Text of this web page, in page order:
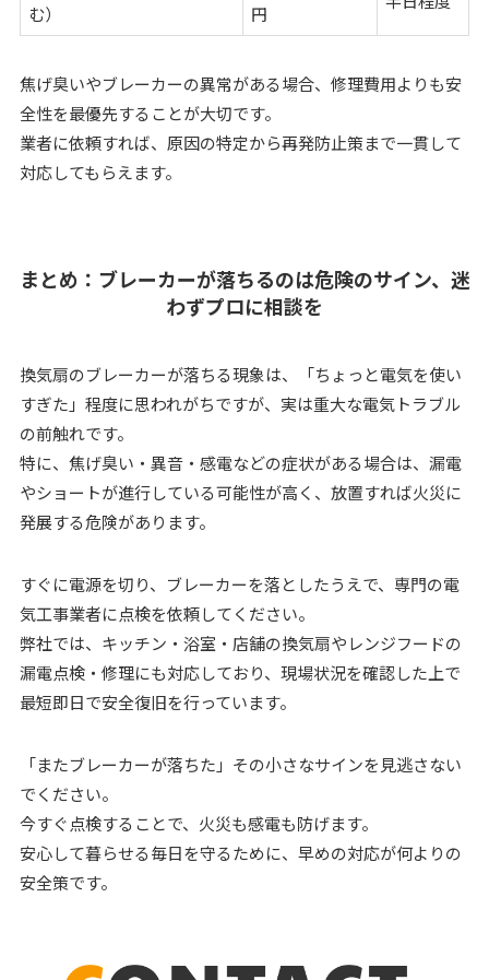
む）
円
焦げ臭いやブレーカーの異常がある場合、修理費用よりも安
全性を最優先することが大切です。
業者に依頼すれば、原因の特定から再発防止策まで一貫して
対応してもらえます。
まとめ：ブレーカーが落ちるのは危険のサイン、迷
わずプロに相談を
換気扇のブレーカーが落ちる現象は、「ちょっと電気を使い
すぎた」程度に思われがちですが、実は重大な電気トラブル
の前触れです。
特に、焦げ臭い・異音・感電などの症状がある場合は、漏電
やショートが進行している可能性が高く、放置すれば火災に
発展する危険があります。
すぐに電源を切り、ブレーカーを落としたうえで、専門の電
気工事業者に点検を依頼してください。
弊社では、キッチン・浴室・店舗の換気扇やレンジフードの
漏電点検・修理にも対応しており、現場状況を確認した上で
最短即日で安全復旧を行っています。
「またブレーカーが落ちた」その小さなサインを見逃さない
でください。
今すぐ点検することで、火災も感電も防げます。
安心して暮らせる毎日を守るために、早めの対応が何よりの
安全策です。